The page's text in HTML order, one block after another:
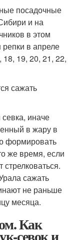
посадочные
и на
в этом
в апреле
19, 20, 21, 22,
сажать
иначе
в жару в
формировать
же время, если
стрелковаться.
сажать
не раньше
месяца.
Как